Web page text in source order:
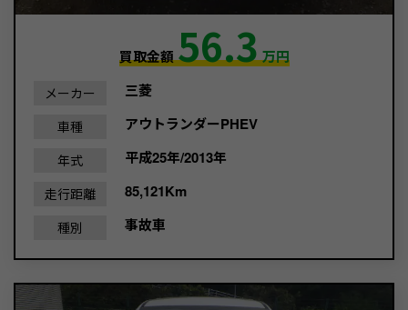
買取金額56.3万円
メーカー 三菱
車種 アウトランダーPHEV
年式 平成25年/2013年
走行距離 85,121Km
種別 事故車